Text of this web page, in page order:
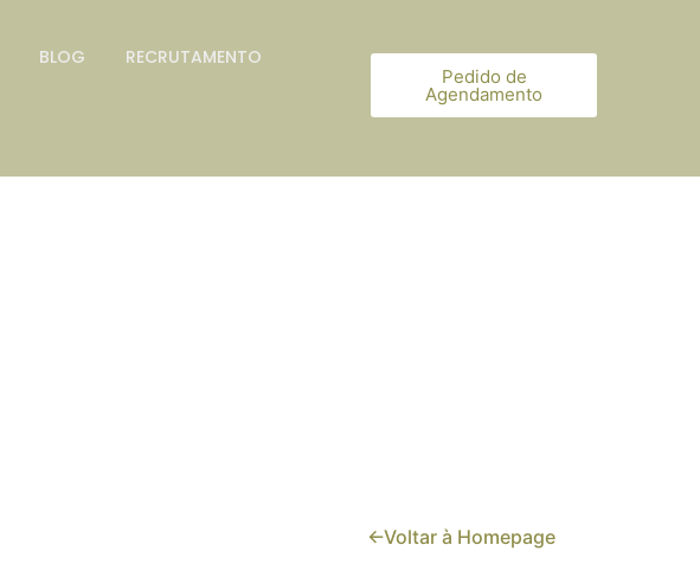
BLOG RECRUTAMENTO
Pedido de
Agendamento
←Voltar à Homepage